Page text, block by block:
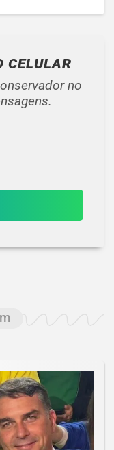
CELULAR
no